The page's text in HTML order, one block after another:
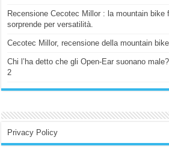
Recensione Cecotec Millor : la mountain bike
sorprende per versatilità.
Cecotec Millor, recensione della mountain
Chi l’ha detto che gli Open-Ear suonano
2
Privacy Policy